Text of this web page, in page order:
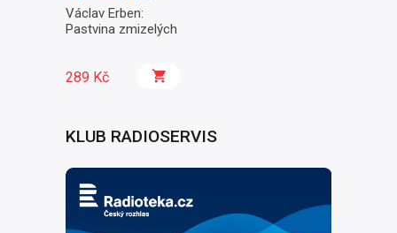
Václav Erben:
Pastvina zmizelých
289 Kč
KLUB RADIOSERVIS